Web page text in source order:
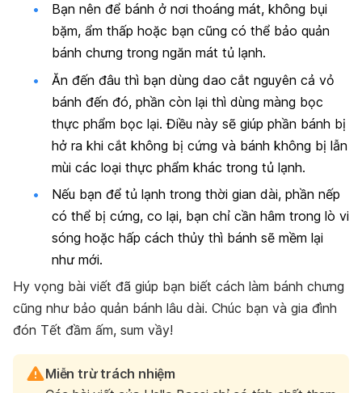
Bạn nên để bánh ở nơi thoáng mát, không bụi
bặm, ẩm thấp hoặc bạn cũng có thể bảo quản
bánh chưng trong ngăn mát tủ lạnh.
Ăn đến đâu thì bạn dùng dao cắt nguyên cả vỏ
bánh đến đó, phần còn lại thì dùng màng bọc
thực phẩm bọc lại. Điều này sẽ giúp phần bánh bị
hở ra khi cắt không bị cứng và bánh không bị lẫn
mùi các loại thực phẩm khác trong tủ lạnh.
Nếu bạn để tủ lạnh trong thời gian dài, phần nếp
có thể bị cứng, co lại, bạn chỉ cần hâm trong lò vi
sóng hoặc hấp cách thủy thì bánh sẽ mềm lại
như mới.
Hy vọng bài viết đã giúp bạn biết cách làm bánh chưng
cũng như bảo quản bánh lâu dài. Chúc bạn và gia đình
đón Tết đầm ấm, sum vầy!
Miễn trừ trách nhiệm